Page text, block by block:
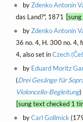
byZdenko Antonín
das Land?", 1871
byZdenko Antonín
36 no. 4, H. 300 no. 4,
4, also set inCzech
by Eduard Moritz
(Drei Gesänge für
Violoncello-Begleitung)
[sung text checked 1
byCarl Gollmick